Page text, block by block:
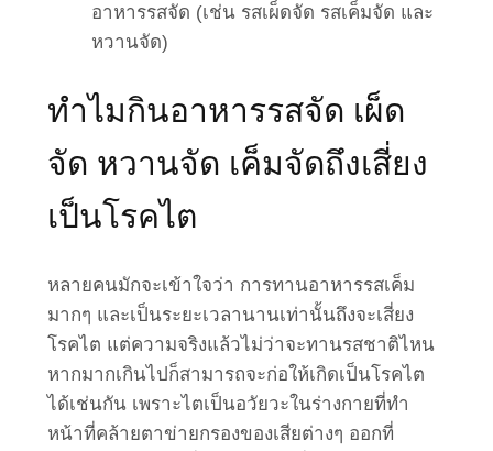
อาหารรสจัด (เช่น รสเผ็ดจัด รสเค็มจัด และ
หวานจัด)
ทำไมกินอาหารรสจัด เผ็ด
จัด หวานจัด เค็มจัดถึงเสี่ยง
เป็นโรคไต
หลายคนมักจะเข้าใจว่า การทานอาหารรสเค็ม
มากๆ และเป็นระยะเวลานานเท่านั้นถึงจะเสี่ยง
โรคไต แต่ความจริงแล้วไม่ว่าจะทานรสชาติไหน
หากมากเกินไปก็สามารถจะก่อให้เกิดเป็นโรคไต
ได้เช่นกัน เพราะไตเป็นอวัยวะในร่างกายที่ทำ
หน้าที่คล้ายตาข่ายกรองของเสียต่างๆ ออกที่